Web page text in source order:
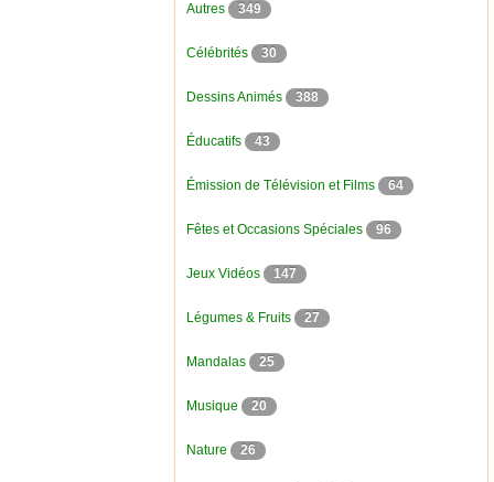
Autres 349
Célébrités 30
Dessins Animés 388
Éducatifs 43
Émission de Télévision et Films 64
Fêtes et Occasions Spéciales 96
Jeux Vidéos 147
Légumes & Fruits 27
Mandalas 25
Musique 20
Nature 26